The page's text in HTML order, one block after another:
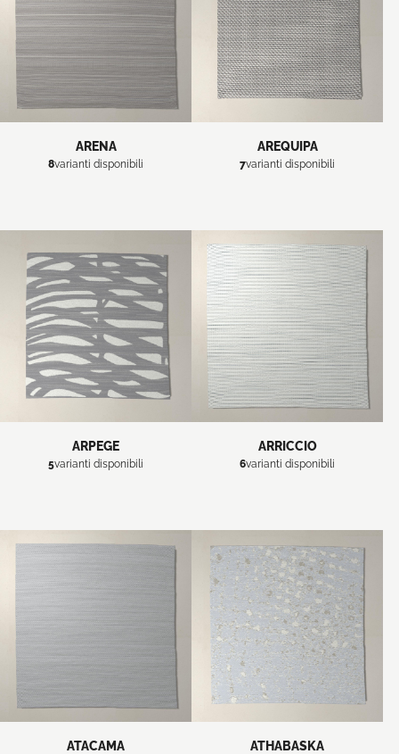
ARENA
8varianti disponibili
AREQUIPA
7varianti disponibili
ARPEGE
5varianti disponibili
ARRICCIO
6varianti disponibili
ATACAMA ATHABASKA